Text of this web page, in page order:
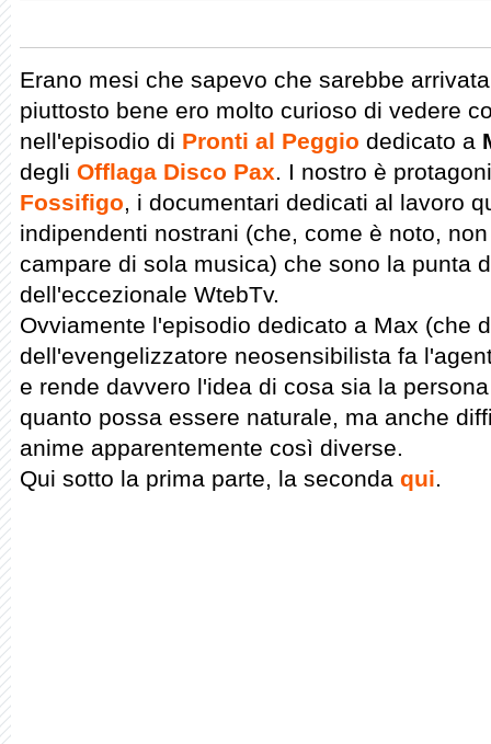
Erano mesi che sapevo che sarebbe
piuttosto bene ero molto curioso di vedere
nell'episodio di Pronti al Peggio dedicato a
degli Offlaga Disco Pax. I nostro è
Fossifigo, i documentari dedicati al lavoro
indipendenti nostrani (che, come è noto,
campare di sola musica) che sono la punta
dell'eccezionale WtebTv.
Ovviamente l'episodio dedicato a Max (che
dell'evengelizzatore neosensibilista fa
e rende davvero l'idea di cosa sia la
quanto possa essere naturale, ma anche
anime apparentemente così diverse.
Qui sotto la prima parte, la seconda qui.